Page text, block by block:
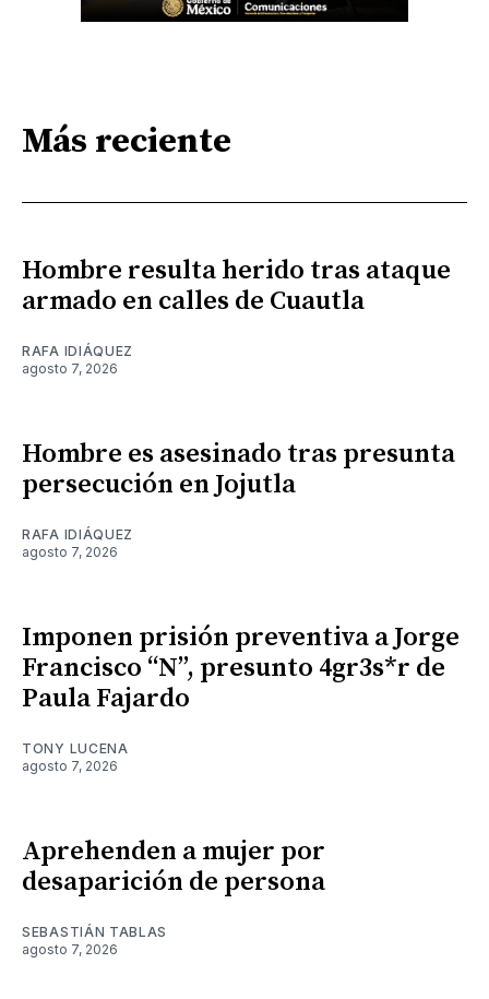
Más reciente
Hombre resulta herido tras ataque
armado en calles de Cuautla
RAFA IDIÁQUEZ
agosto 7, 2026
Hombre es asesinado tras presunta
persecución en Jojutla
RAFA IDIÁQUEZ
agosto 7, 2026
Imponen prisión preventiva a Jorge
Francisco “N”, presunto 4gr3s*r de
Paula Fajardo
TONY LUCENA
agosto 7, 2026
Aprehenden a mujer por
desaparición de persona
SEBASTIÁN TABLAS
agosto 7, 2026